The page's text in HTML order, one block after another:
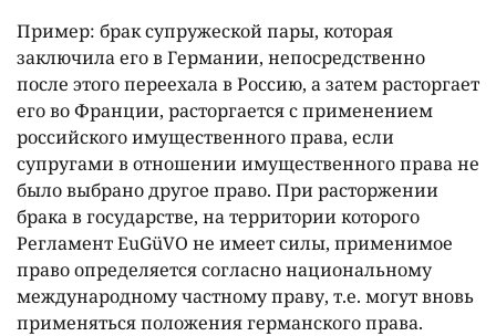
Пример: брак супружеской пары, которая
заключила его в Германии, непосредственно
после этого переехала в Россию, а затем расторгает
его во Франции, расторгается с применением
российского имущественного права, если
супругами в отношении имущественного права не
было выбрано другое право. При расторжении
брака в государстве, на территории которого
Регламент EuGüVO не имеет силы, применимое
право определяется согласно национальному
международному частному праву, т.е. могут вновь
применяться положения германского права.